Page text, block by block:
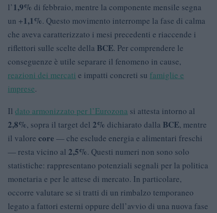
l’1,9% di febbraio, mentre la componente mensile segna
un +1,1%. Questo movimento interrompe la fase di calma
che aveva caratterizzato i mesi precedenti e riaccende i
riflettori sulle scelte della BCE. Per comprendere le
conseguenze è utile separare il fenomeno in cause,
reazioni dei mercati e impatti concreti su famiglie e
imprese.
Il dato armonizzato per l’Eurozona si attesta intorno al
2,8%, sopra il target del 2% dichiarato dalla BCE, mentre
il valore core — che esclude energia e alimentari freschi
— resta vicino al 2,5%. Questi numeri non sono solo
statistiche: rappresentano potenziali segnali per la politica
monetaria e per le attese di mercato. In particolare,
occorre valutare se si tratti di un rimbalzo temporaneo
legato a fattori esterni oppure dell’avvio di una nuova fase